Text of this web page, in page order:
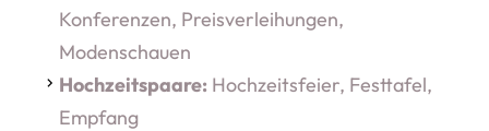
Konferenzen, Preisverleihungen,
Modenschauen
Hochzeitspaare: Hochzeitsfeier, Festtafel,
Empfang